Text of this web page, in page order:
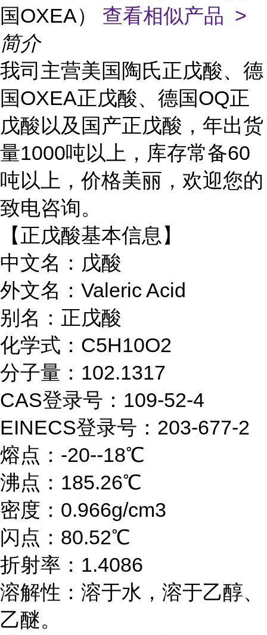
国OXEA） 查看相似产品 >
简介
我司主营美国陶氏正戊酸、德
国OXEA正戊酸、德国OQ正
戊酸以及国产正戊酸，年出货
量1000吨以上， 库存常备60
吨以上， 价格美丽，欢迎您的
致电咨询。
【正戊酸基本信息】
中文名：戊酸
外文名：Valeric Acid
别名：正戊酸
化学式：C5H10O2
分子量：102.1317
CAS登录号：109-52-4
EINECS登录号：203-677-2
熔点：-20--18℃
沸点：185.26℃
密度：0.966g/cm3
闪点：80.52℃
折射率：1.4086
溶解性：溶于水，溶于乙醇、
乙醚。